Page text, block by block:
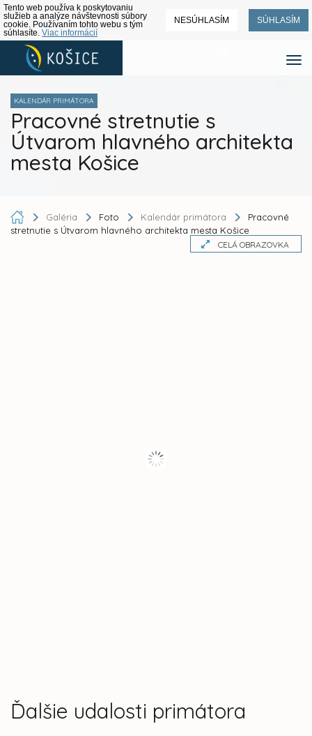
Tento web používa k poskytovaniu
služieb a analýze návštevnosti súbory
cookie. Používaním tohto webu s tým
súhlasíte. Viac informácií
NESÚHLASÍM SÚHLASÍM
KALENDÁR PRIMÁTORA
Pracovné stretnutie s
Útvarom hlavného architekta
mesta Košice
Galéria Foto Kalendár primátora
Pracovné
stretnutie s Útvarom hlavného architekta mesta Košice
CELÁ OBRAZOVKA
Ďalšie udalosti primátora